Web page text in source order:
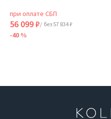
при оплате СБП
56 099 ₽/ без 57 834 ₽
-40 %